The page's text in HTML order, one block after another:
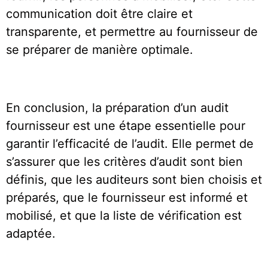
communication doit être claire et
transparente, et permettre au fournisseur de
se préparer de manière optimale.
En conclusion, la préparation d’un audit
fournisseur est une étape essentielle pour
garantir l’efficacité de l’audit. Elle permet de
s’assurer que les critères d’audit sont bien
définis, que les auditeurs sont bien choisis et
préparés, que le fournisseur est informé et
mobilisé, et que la liste de vérification est
adaptée.